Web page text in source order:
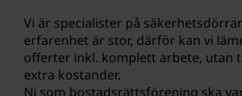
Vi är specialister på
erfarenhet är stor, därför kan vi
offerter inkl. komplett arbete, utan
extra kostander.
Ni som bostadsrättsförening ska